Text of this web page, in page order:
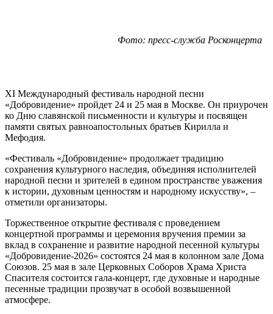
Фото: пресс-служба Росконцерта
XI Международный фестиваль народной песни
«Добровидение» пройдет 24 и 25 мая в Москве. Он приурочен
ко Дню славянской письменности и культуры и посвящен
памяти святых равноапостольных братьев Кирилла и
Мефодия.
«Фестиваль «Добровидение» продолжает традицию
сохранения культурного наследия, объединяя исполнителей
народной песни и зрителей в едином пространстве уважения
к истории, духовным ценностям и народному искусству», –
отметили организаторы.
Торжественное открытие фестиваля с проведением
концертной программы и церемония вручения премии за
вклад в сохранение и развитие народной песенной культуры
«Добровидение-2026» состоятся 24 мая в колонном зале Дома
Союзов. 25 мая в зале Церковных Соборов Храма Христа
Спасителя состоится гала-концерт, где духовные и народные
песенные традиции прозвучат в особой возвышенной
атмосфере.